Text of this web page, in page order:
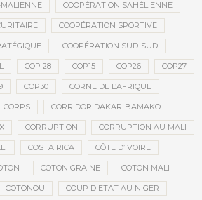
COOPÉRATION SAHÉLIENNE
COOPÉRATION SPORTIVE
COOPÉRATION SUD-SUD
COP 28 COP15 COP26 COP27
COP30 CORNE DE L’AFRIQUE
CORPS CORRIDOR DAKAR-BAMAKO
CORRUPTION CORRUPTION AU MALI
COSTA RICA CÔTE D’IVOIRE
COTON GRAINE COTON MALI
COTONOU COUP D'ETAT AU NIGER